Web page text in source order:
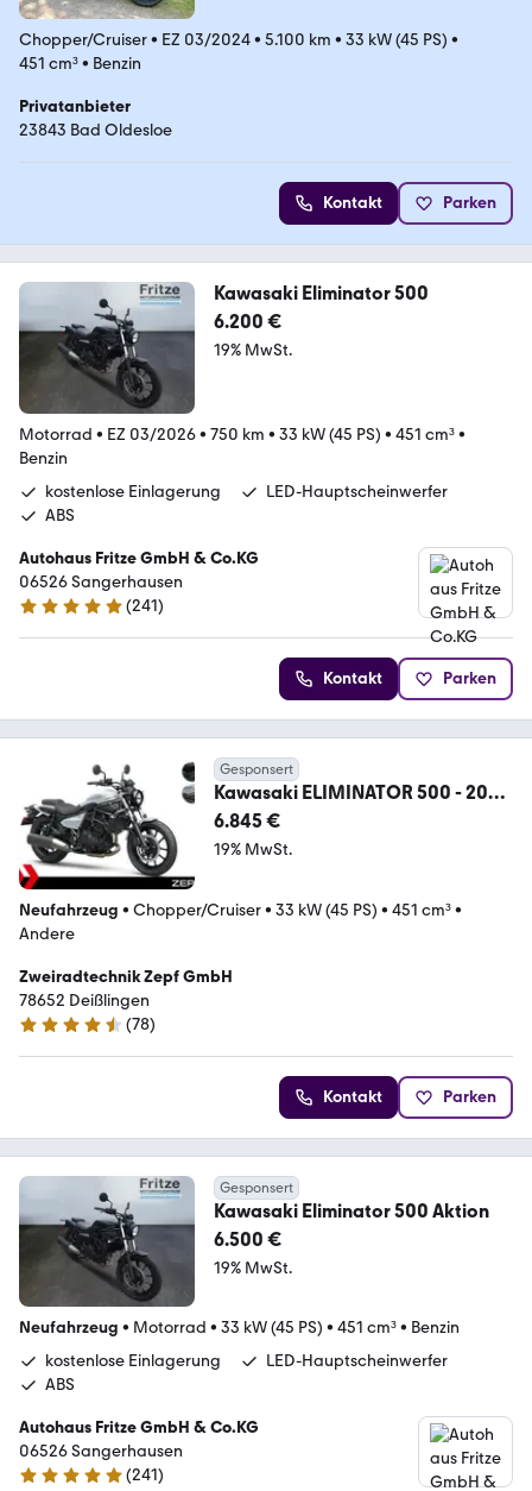
Chopper/Cruiser• EZ 03/2024• 5.100 km • 33 kW (45 PS) •
451 cm³• Benzin
Privatanbieter
23843 Bad Oldesloe
Kontakt Parken
Kawasaki Eliminator 500
6.200 €
19% MwSt.
Motorrad • EZ 03/2026• 750 km • 33 kW (45 PS) • 451 cm³•
Benzin
kostenlose Einlagerung
LED-Hauptscheinwerfer
ABS
Autohaus Fritze GmbH & Co.KG
06526 Sangerhausen
4.9 Sterne
(241)
Kontakt Parken
Gesponsert
Kawasaki ELIMINATOR 500 - 2025
- KAWASAKI ROTTWEIL
6.845 €
19% MwSt.
Neufahrzeug • Chopper/Cruiser• 33 kW (45 PS) • 451 cm³•
Andere
Zweiradtechnik Zepf GmbH
78652 Deißlingen
4.5 Sterne
(78)
Kontakt Parken
Gesponsert
Kawasaki Eliminator 500 Aktion
6.500 €
19% MwSt.
Neufahrzeug • Motorrad • 33 kW (45 PS) • 451 cm³• Benzin
kostenlose Einlagerung
LED-Hauptscheinwerfer
ABS
Autohaus Fritze GmbH & Co.KG
06526 Sangerhausen
4.9 Sterne
(241)